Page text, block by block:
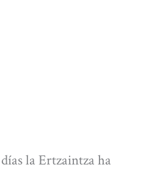
la Ertzaintza ha